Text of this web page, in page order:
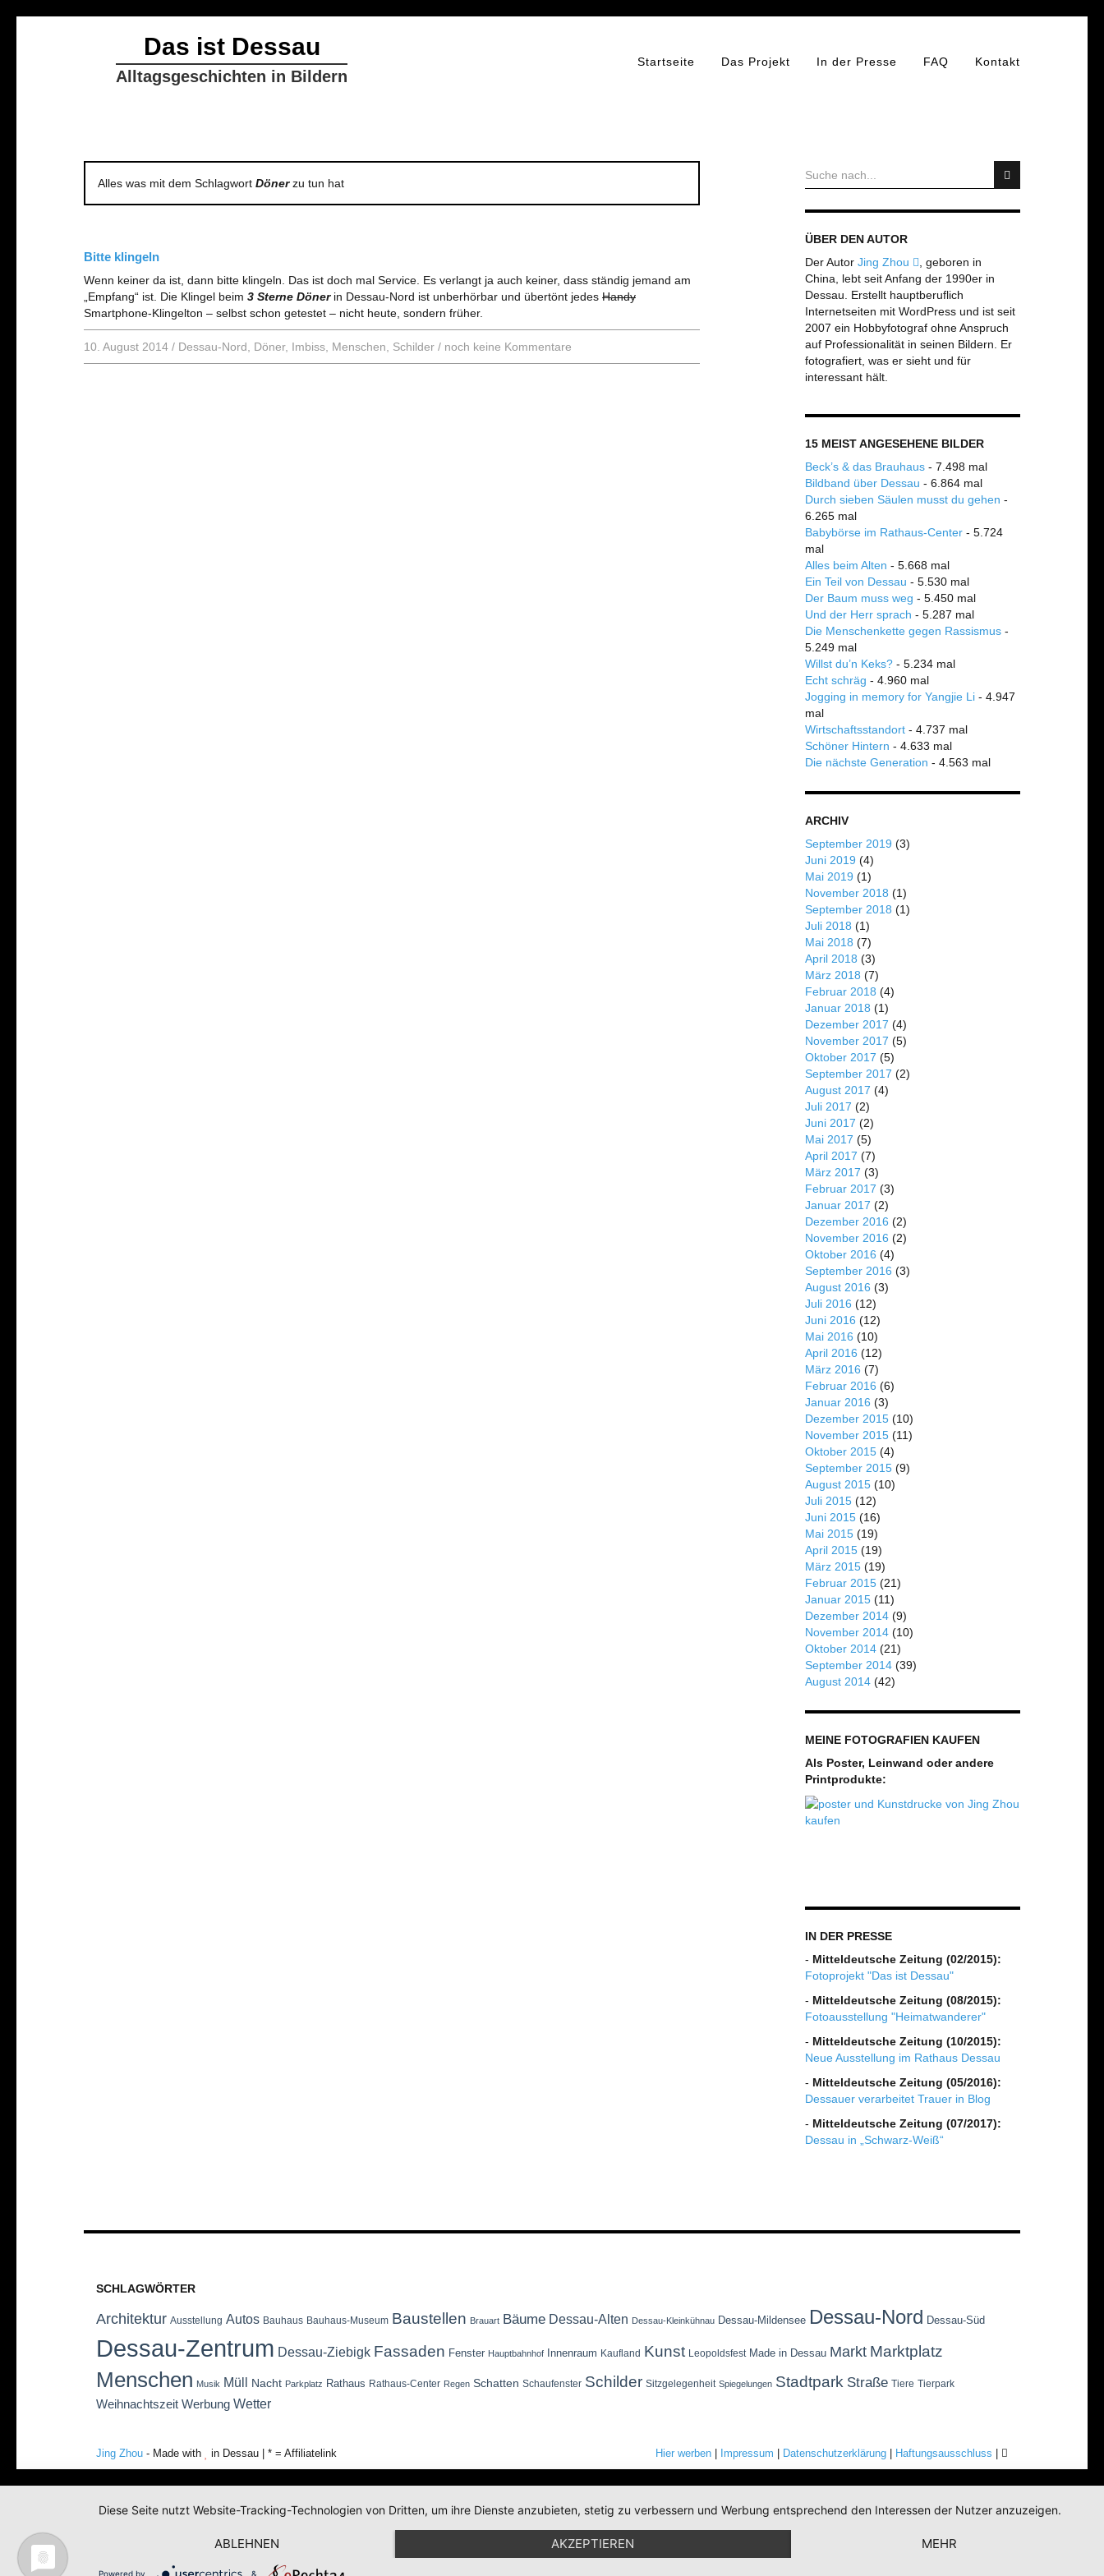
Das ist Dessau
Alltagsgeschichten in Bildern
Startseite Das Projekt In der Presse FAQ Kontakt
Alles was mit dem Schlagwort Dönerzu tun hat
Bitte klingeln
Wenn keiner da ist, dann bitte klingeln. Das ist doch mal Service. Es verlangt ja auch keiner, dass ständig jemand am
„Empfang“ ist. Die Klingel beim 3 Sterne Dönerin Dessau-Nord ist unberhörbar und übertönt jedes Handy
Smartphone-Klingelton – selbst schon getestet – nicht heute, sondern früher.
10. August 2014 / Dessau-Nord Döner, Imbiss Menschen Schilder / noch keine Kommentare
ÜBER DEN AUTOR
Der Autor Jing Zhou
, geboren in
China, lebt seit Anfang der 1990er in
Dessau. Erstellt hauptberuflich
Internetseiten mit WordPress und ist seit
2007 ein Hobbyfotograf ohne Anspruch
auf Professionalität in seinen Bildern. Er
fotografiert, was er sieht und für
interessant hält.
15 MEIST ANGESEHENE BILDER
Beck’s & das Brauhaus- 7.498 mal
Bildband über Dessau - 6.864 mal
Durch sieben Säulen musst du gehen -
6.265 mal
Babybörse im Rathaus-Center- 5.724
mal
Alles beim Alten - 5.668 mal
Ein Teil von Dessau - 5.530 mal
Der Baum muss weg - 5.450 mal
Und der Herr sprach - 5.287 mal
Die Menschenkette gegen Rassismus-
5.249 mal
Willst du’n Keks?- 5.234 mal
Echt schräg - 4.960 mal
Jogging in memory for Yangjie Li- 4.947
mal
Wirtschaftsstandort- 4.737 mal
Schöner Hintern - 4.633 mal
Die nächste Generation - 4.563 mal
ARCHIV
September 2019 (3)
Juni 2019 (4)
Mai 2019 (1)
November 2018 (1)
September 2018 (1)
Juli 2018 (1)
Mai 2018 (7)
April 2018 (3)
März 2018 (7)
Februar 2018 (4)
Januar 2018 (1)
Dezember 2017 (4)
November 2017 (5)
Oktober 2017 (5)
September 2017 (2)
August 2017 (4)
Juli 2017 (2)
Juni 2017 (2)
Mai 2017 (5)
April 2017 (7)
März 2017 (3)
Februar 2017 (3)
Januar 2017 (2)
Dezember 2016 (2)
November 2016 (2)
Oktober 2016 (4)
September 2016 (3)
August 2016 (3)
Juli 2016 (12)
Juni 2016 (12)
Mai 2016 (10)
April 2016 (12)
März 2016 (7)
Februar 2016 (6)
Januar 2016 (3)
Dezember 2015(10)
November 2015(11)
Oktober 2015(4)
September 2015(9)
August 2015(10)
Juli 2015(12)
Juni 2015(16)
Mai 2015(19)
April 2015(19)
März 2015(19)
Februar 2015(21)
Januar 2015(11)
Dezember 2014(9)
November 2014(10)
Oktober 2014(21)
September 2014(39)
August 2014(42)
MEINE FOTOGRAFIEN KAUFEN
Als Poster, Leinwand oder andere
Printprodukte:
IN DER PRESSE
- Mitteldeutsche Zeitung (02/2015):
Fotoprojekt "Das ist Dessau"
- Mitteldeutsche Zeitung (08/2015):
Fotoausstellung "Heimatwanderer"
- Mitteldeutsche Zeitung (10/2015):
Neue Ausstellung im Rathaus Dessau
- Mitteldeutsche Zeitung (05/2016):
Dessauer verarbeitet Trauer in Blog
- Mitteldeutsche Zeitung (07/2017):
Dessau in „Schwarz-Weiß“
SCHLAGWÖRTER
Architektur Ausstellung Autos Bauhaus Bauhaus-Museum Baustellen Brauart Bäume Dessau-Alten Dessau-Kleinkühnau Dessau-Mildensee Dessau-Nord Dessau-Süd
Dessau-Zentrum Dessau-Ziebigk Fassaden Fenster Hauptbahnhof Innenraum Kaufland Kunst Leopoldsfest Made in Dessau Markt Marktplatz
Menschen Musik Müll Nacht Parkplatz Rathaus Rathaus-Center Regen Schatten Schaufenster Schilder Sitzgelegenheit Spiegelungen Stadtpark Straße Tiere Tierpark
Weihnachtszeit Werbung Wetter
Jing Zhou - Made with in Dessau | * = Affiliatelink Hier werben Impressum Datenschutzerklärung Haftungsausschluss
Diese Seite nutzt Website-Tracking-Technologien von Dritten, um ihre Dienste anzubieten, stetig zu verbessern und Werbung entsprechend den Interessen der Nutzer anzuzeigen.
ABLEHNEN AKZEPTIEREN MEHR
Powered by &